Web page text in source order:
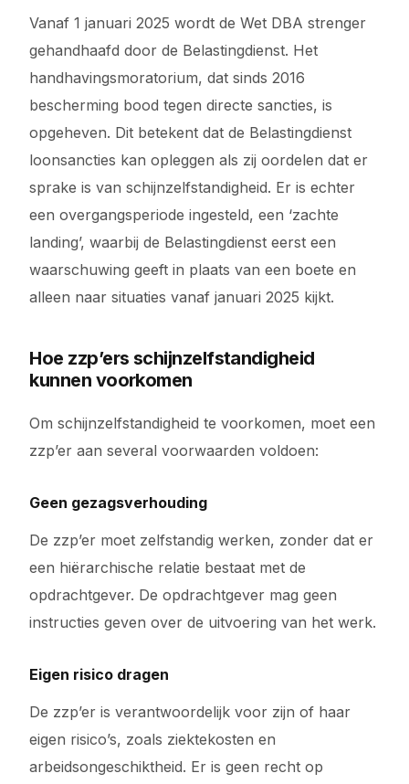
Vanaf 1 januari 2025 wordt de Wet DBA strenger
gehandhaafd door de Belastingdienst. Het
handhavingsmoratorium, dat sinds 2016
bescherming bood tegen directe sancties, is
opgeheven. Dit betekent dat de Belastingdienst
loonsancties kan opleggen als zij oordelen dat er
sprake is van schijnzelfstandigheid. Er is echter
een overgangsperiode ingesteld, een ‘zachte
landing’, waarbij de Belastingdienst eerst een
waarschuwing geeft in plaats van een boete en
alleen naar situaties vanaf januari 2025 kijkt.
Hoe zzp’ers schijnzelfstandigheid
kunnen voorkomen
Om schijnzelfstandigheid te voorkomen, moet een
zzp’er aan several voorwaarden voldoen:
Geen gezagsverhouding
De zzp’er moet zelfstandig werken, zonder dat er
een hiërarchische relatie bestaat met de
opdrachtgever. De opdrachtgever mag geen
instructies geven over de uitvoering van het werk.
Eigen risico dragen
De zzp’er is verantwoordelijk voor zijn of haar
eigen risico’s, zoals ziektekosten en
arbeidsongeschiktheid. Er is geen recht op